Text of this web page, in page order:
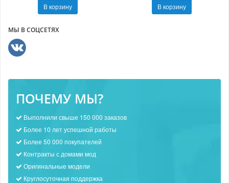
В корзину
В корзину
МЫ В СОЦСЕТЯХ
ПОЧЕМУ МЫ?
Выполнили свыше 150 000 заказов
Более 10 лет успешной работы
Более 50 000 покупателей
Контракты с домами мод
Оригинальные модели
Круглосуточная поддержка